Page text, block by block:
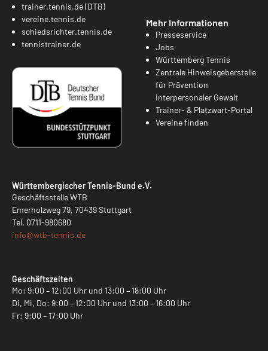
trainer.tennis.de (DTB)
vereine.tennis.de
schiedsrichter.tennis.de
tennistrainer.de
Mehr Informationen
Presseservice
Jobs
Württemberg Tennis
Zentrale Hinweisgeberstelle
für Prävention
interpersonaler Gewalt
Trainer- & Platzwart-Portal
Vereine finden
Württembergischer Tennis-Bund e.V.
Geschäftsstelle WTB
Emerholzweg 79, 70439 Stuttgart
Tel. 0711-980680
info@wtb-tennis.de
Geschäftszeiten
Mo: 9:00 – 12:00 Uhr und 13:00 – 18:00 Uhr
Di, Mi, Do: 9:00 – 12:00 Uhr und 13:00 – 16:00 Uhr
Fr: 9:00 – 17:00 Uhr